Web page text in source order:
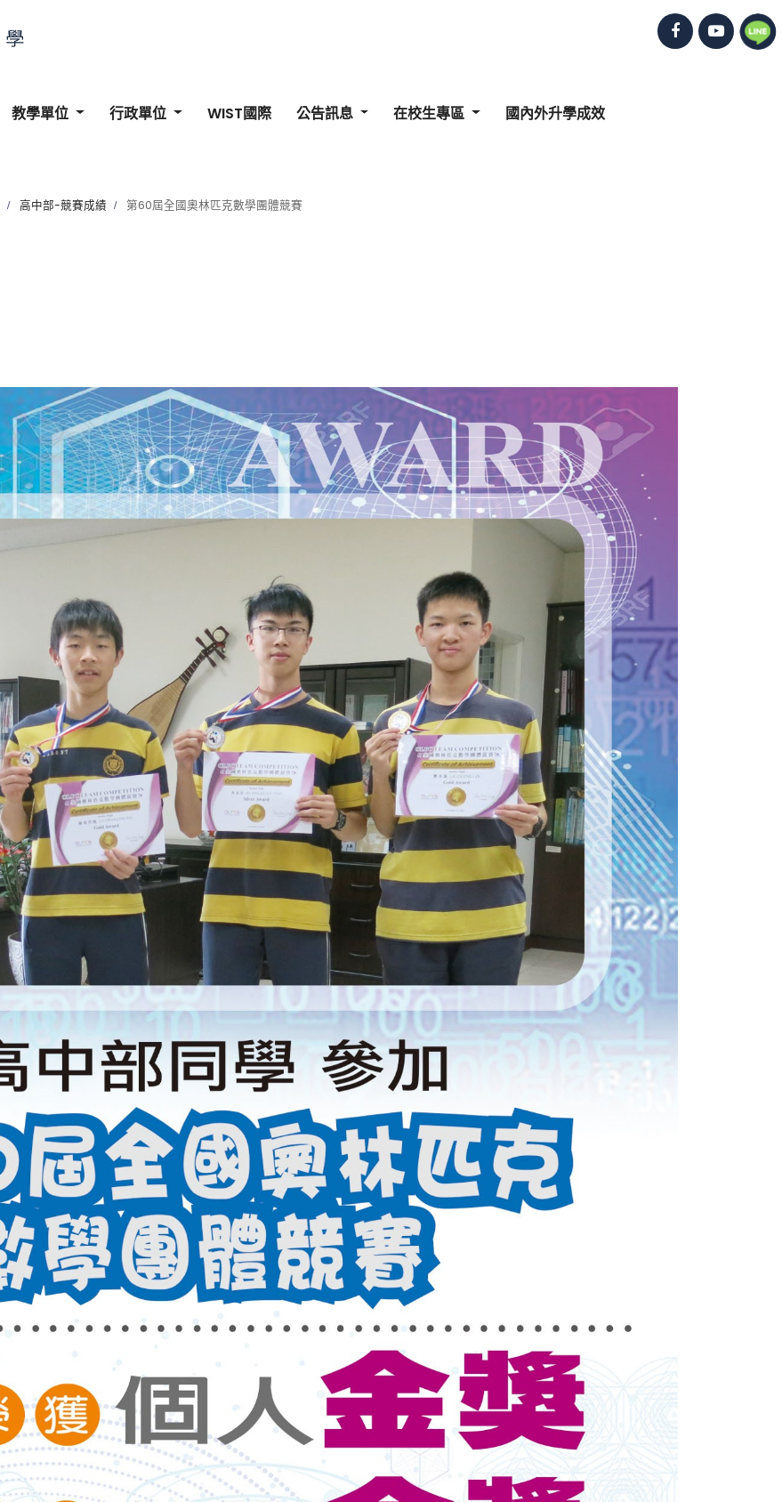
教學單位 行政單位 WIST國際 公告訊息 在校生專區 國內外升學成效
高中部-競賽成績 第60屆全國奧林匹克數學團體競賽